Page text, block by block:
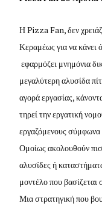
Η Pizza Fan, δεν
Κεραμέως για να
εφαρμόζει μνημόνια
μεγαλύτερη αλυσίδα
αγορά εργασίας,
τηρεί την εργατική
εργαζόμενους σύμφωνα
Ομοίως ακολουθούν
αλυσίδες ή
μοντέλο που
Μια στρατηγική που